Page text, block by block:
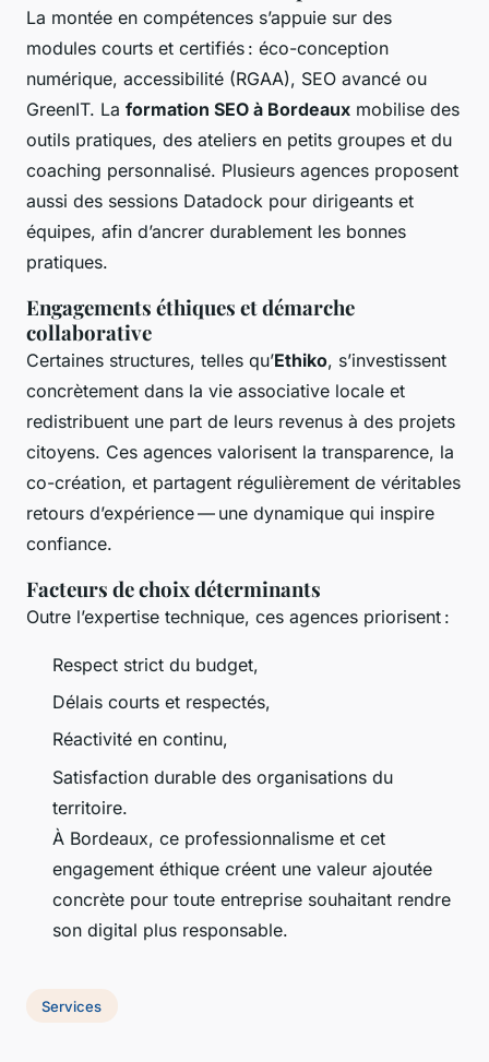
La montée en compétences s’appuie sur des
modules courts et certifiés : éco-conception
numérique, accessibilité (RGAA), SEO avancé ou
GreenIT. La formation SEO à Bordeaux mobilise des
outils pratiques, des ateliers en petits groupes et du
coaching personnalisé. Plusieurs agences proposent
aussi des sessions Datadock pour dirigeants et
équipes, afin d’ancrer durablement les bonnes
pratiques.
Engagements éthiques et démarche
collaborative
Certaines structures, telles qu’Ethiko, s’investissent
concrètement dans la vie associative locale et
redistribuent une part de leurs revenus à des projets
citoyens. Ces agences valorisent la transparence, la
co-création, et partagent régulièrement de véritables
retours d’expérience — une dynamique qui inspire
confiance.
Facteurs de choix déterminants
Outre l’expertise technique, ces agences priorisent :
Respect strict du budget,
Délais courts et respectés,
Réactivité en continu,
Satisfaction durable des organisations du
territoire.
À Bordeaux, ce professionnalisme et cet
engagement éthique créent une valeur ajoutée
concrète pour toute entreprise souhaitant rendre
son digital plus responsable.
Services